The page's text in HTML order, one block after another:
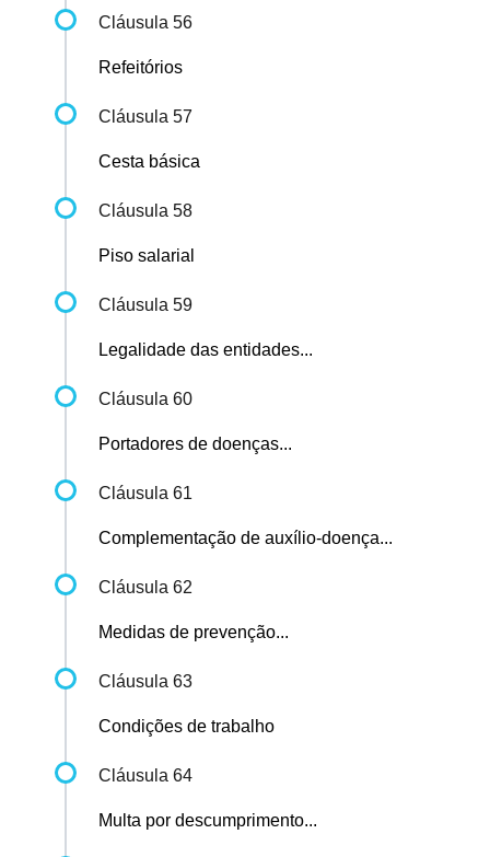
Cláusula 56
Refeitórios
Cláusula 57
Cesta básica
Cláusula 58
Piso salarial
Cláusula 59
Legalidade das entidades...
Cláusula 60
Portadores de doenças...
Cláusula 61
Complementação de auxílio-doença...
Cláusula 62
Medidas de prevenção...
Cláusula 63
Condições de trabalho
Cláusula 64
Multa por descumprimento...